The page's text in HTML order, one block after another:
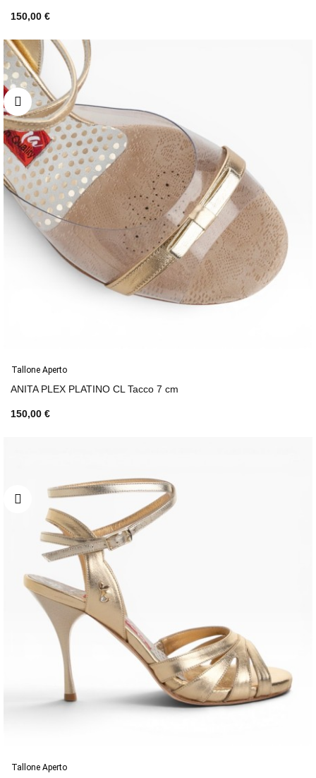
150,00 €
Tallone Aperto
ANITA PLEX PLATINO CL Tacco 7 cm
150,00 €
Tallone Aperto